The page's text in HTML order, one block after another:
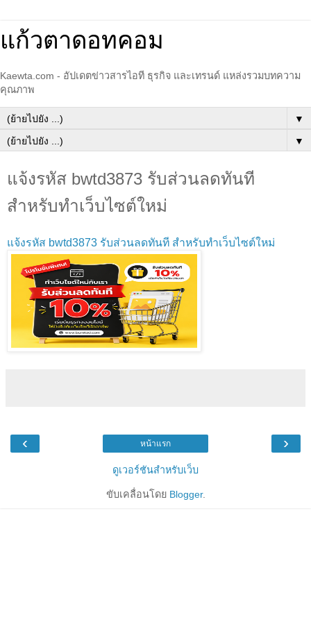
แก้วตาดอทคอม
Kaewta.com - อัปเดตข่าวสารไอที ธุรกิจ และเทรนด์ แหล่งรวมบทความ
คุณภาพ
▼
▼
แจ้งรหัส bwtd3873 รับส่วนลดทันที
สำหรับทำเว็บไซต์ใหม่
แจ้งรหัส bwtd3873 รับส่วนลดทันที สำหรับทำเว็บไซต์ใหม่
‹ ›
หน้าแรก
ดูเวอร์ชันสำหรับเว็บ
ขับเคลื่อนโดย Blogger.